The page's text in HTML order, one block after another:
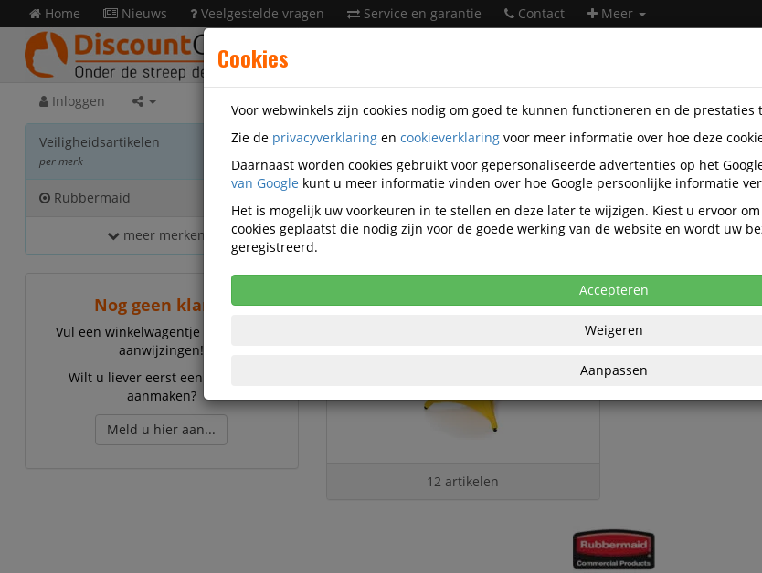
Home Nieuws Veelgestelde vragen Service en garantie Contact Meer
Inloggen
Veiligheidsartikelen
per merk
Rubbermaid
meer merken...
Nog geen klant?
Vul een winkelwagentje en volg de
aanwijzingen!
Wilt u liever eerst een account
aanmaken?
Meld u hier aan...
Veiligheidsartikelen Rubbermaid
Rubbermaid
12 artikelen
Cookies
Voor webwinkels zijn cookies nodig om goed te kunnen functioneren en de prestaties
Zie de privacyverklaring en cookieverklaring voor meer informatie over hoe deze
Daarnaast worden cookies gebruikt voor gepersonaliseerde advertenties op het
van Google kunt u meer informatie vinden over hoe Google persoonlijke informatie
Het is mogelijk uw voorkeuren in te stellen en deze later te wijzigen. Kiest u ervoor
cookies geplaatst die nodig zijn voor de goede werking van de website en wordt uw
geregistreerd.
Accepteren
Weigeren
Aanpassen